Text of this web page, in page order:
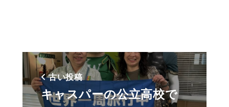
古い投稿
キャスパーの公立高校で